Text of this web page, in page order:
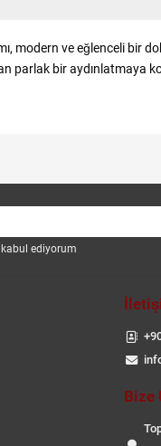
modern ve eğlenceli
parlak bir aydınlatmaya
kabul ediyorum
Bize